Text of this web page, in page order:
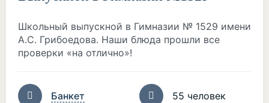
Школьный выпускной в Гимназии № 1529 имени
А.С. Грибоедова. Наши блюда прошли все
проверки «на отлично»!
Банкет 55 человек